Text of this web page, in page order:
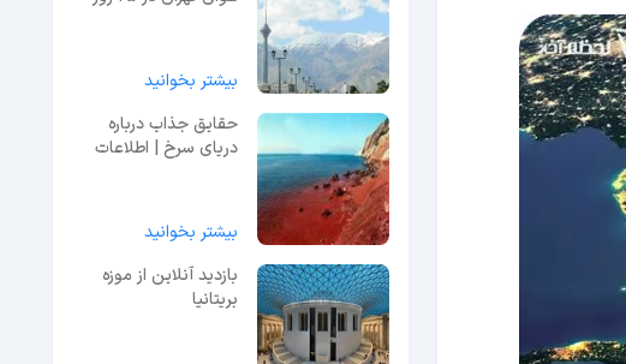
بیشتر بخوانید
حقایق جذاب درباره
دریای سرخ | اطلاعات
بیشتر بخوانید
بازدید آنلاین از موزه
بریتانیا